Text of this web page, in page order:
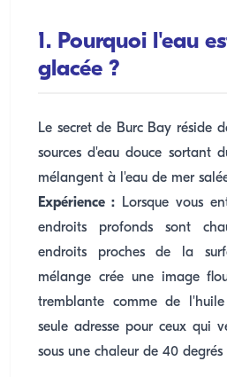
1. Pourquoi l'eau
glacée ?
Le secret de Burc Bay réside
sources d'eau douce sortant
mélangent à l'eau de mer
Expérience : Lorsque vous
endroits profonds sont
endroits proches de la
mélange crée une image
tremblante comme de
seule adresse pour ceux qui
sous une chaleur de 40 degrés